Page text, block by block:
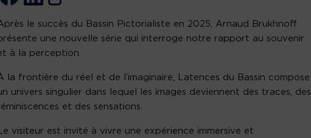
le succès du Bassin Pictorialiste en 2025, Arnaud Brukhnoff
une nouvelle série qui interroge notre rapport au souvenir
à la perception.
la frontière du réel et de l’imaginaire, Latences du Bassin compose
univers singulier dans lequel les images deviennent des traces, des
et des sensations.
visiteur est invité à vivre une expérience immersive et